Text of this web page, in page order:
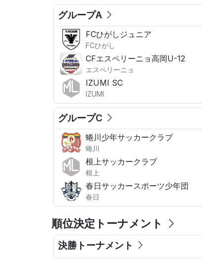
グループA
FCひがしジュニア
FCひがし
CFエスペリーニョ高岡U-12
エスペリーニョ
IZUMI SC
IZUMI
グループC
蜷川少年サッカークラブ
蜷川
根上サッカークラブ
根上
春日サッカースポーツ少年団
春日
順位決定トーナメント
決勝トーナメント